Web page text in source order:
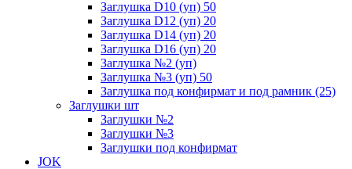
Заглушка D10 (уп) 50
Заглушка D12 (уп) 20
Заглушка D14 (уп) 20
Заглушка D16 (уп) 20
Заглушка №2 (уп)
Заглушка №3 (уп) 50
Заглушка под конфирмат и под рамник (25)
Заглушки шт
Заглушки №2
Заглушки №3
Заглушки под конфирмат
JOK